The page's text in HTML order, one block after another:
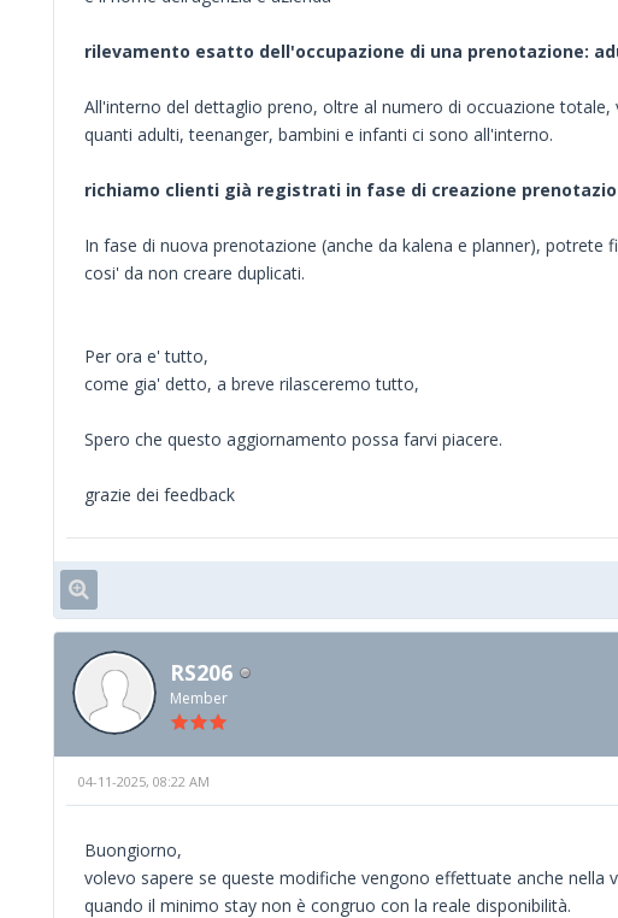
rilevamento esatto dell'occupazione di una prenotazione:
All'interno del dettaglio preno, oltre al numero di occuazione totale,
quanti adulti, teenanger, bambini e infanti ci sono all'interno.
richiamo clienti già registrati in fase di creazione
In fase di nuova prenotazione (anche da kalena e planner), potrete
cosi' da non creare duplicati.
Per ora e' tutto,
come gia' detto, a breve rilasceremo tutto,
Spero che questo aggiornamento possa farvi piacere.
grazie dei feedback
RS206
Member
04-11-2025, 08:22 AM
Buongiorno,
volevo sapere se queste modifiche vengono effettuate anche
quando il minimo stay non è congruo con la reale disponibilità.